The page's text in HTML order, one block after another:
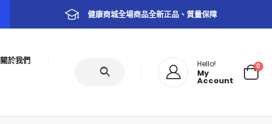
健康商城全場商品全新正品、質量保障
關於我們 Hello!
My
Account
0